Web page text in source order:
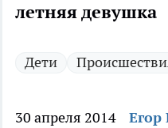
летняя девушка
Дети
30 апреля 2014 Егор